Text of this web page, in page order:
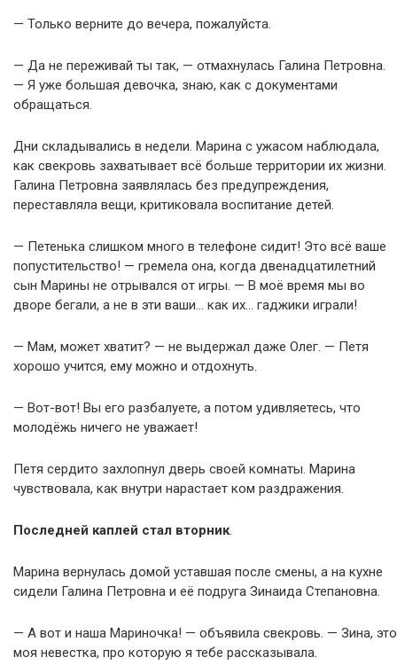
— Только верните до вечера, пожалуйста.
— Да не переживай ты так, — отмахнулась Галина Петровна.
— Я уже большая девочка, знаю, как с документами
обращаться.
Дни складывались в недели. Марина с ужасом наблюдала,
как свекровь захватывает всё больше территории их жизни.
Галина Петровна заявлялась без предупреждения,
переставляла вещи, критиковала воспитание детей.
— Петенька слишком много в телефоне сидит! Это всё ваше
попустительство! — гремела она, когда двенадцатилетний
сын Марины не отрывался от игры. — В моё время мы во
дворе бегали, а не в эти ваши… как их… гаджики играли!
— Мам, может хватит? — не выдержал даже Олег. — Петя
хорошо учится, ему можно и отдохнуть.
— Вот-вот! Вы его разбалуете, а потом удивляетесь, что
молодёжь ничего не уважает!
Петя сердито захлопнул дверь своей комнаты. Марина
чувствовала, как внутри нарастает ком раздражения.
Последней каплей стал вторник.
Марина вернулась домой уставшая после смены, а на кухне
сидели Галина Петровна и её подруга Зинаида Степановна.
— А вот и наша Мариночка! — объявила свекровь. — Зина, это
моя невестка, про которую я тебе рассказывала.